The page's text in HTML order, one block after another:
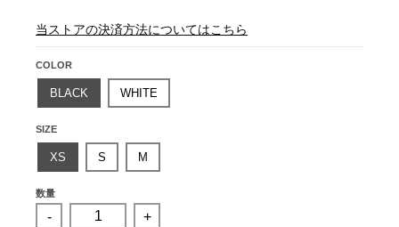
当ストアの決済方法についてはこちら
COLOR
BLACK WHITE
SIZE
XS S M
数量
- +